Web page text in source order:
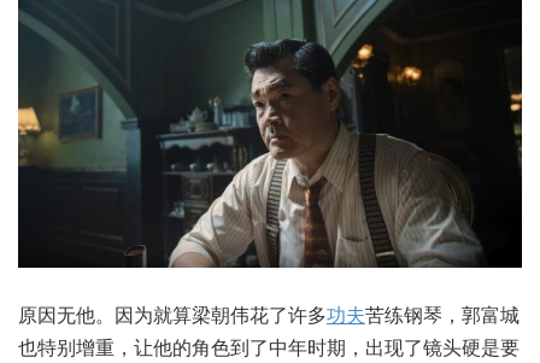
原因无他。因为就算梁朝伟花了许多功夫苦练钢琴，郭富城
也特别增重，让他的角色到了中年时期，出现了镜头硬是要